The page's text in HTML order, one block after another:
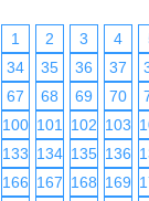
1 2 3 4
34
35 36 37
67
68 69 70
100 101 102 103
133 134 135 136
166 167 168 169